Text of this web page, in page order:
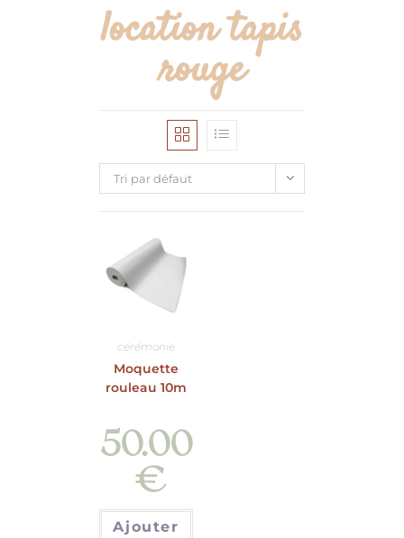
location tapis
rouge
Tri par défaut
cérémonie
Moquette
rouleau 10m
50.00
€
Ajouter